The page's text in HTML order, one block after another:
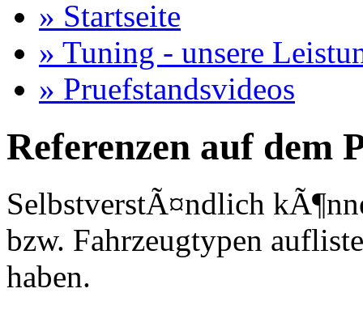
» Startseite
» Tuning - unsere
» Pruefstandsvideos
Referenzen auf dem
SelbstverstÃ¤ndlich
bzw. Fahrzeugtypen
haben.